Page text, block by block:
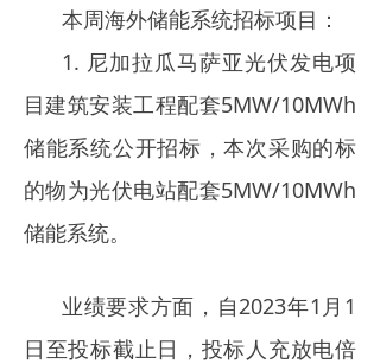
本周海外储能系统招标项目：
1. 尼加拉瓜马萨亚光伏发电项
目建筑安装工程配套5MW/10MWh
储能系统公开招标，本次采购的标
的物为光伏电站配套5MW/10MWh
储能系统。
业绩要求方面，自2023年1月1
日至投标截止日，投标人充放电倍